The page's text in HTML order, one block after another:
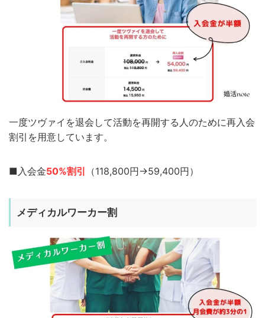
一度ツヴァイを退会して活動を再開する人のために再入会
割引を用意しています。
■入会金50%割引 （118,800円→59,400円）
メディカルワーカー割